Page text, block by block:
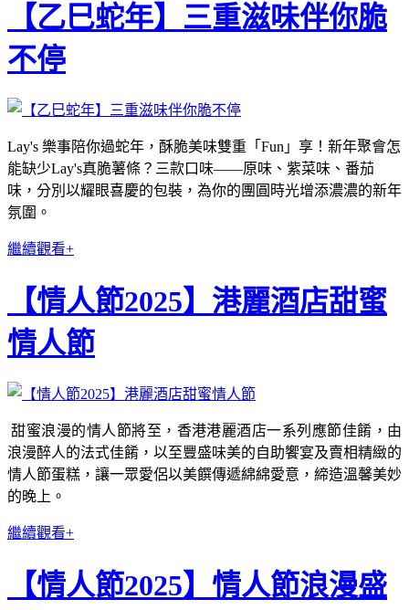
【乙巳蛇年】三重滋味伴你脆
不停
Lay's 樂事陪你過蛇年，酥脆美味雙重「Fun」享！新年聚會怎
能缺少Lay's真脆薯條？三款口味——原味、紫菜味、番茄
味，分別以耀眼喜慶的包裝，為你的團圓時光增添濃濃的新年
氛圍。
繼續觀看+
【情人節2025】港麗酒店甜蜜
情人節
甜蜜浪漫的情人節將至，香港港麗酒店一系列應節佳餚，由
浪漫醉人的法式佳餚，以至豐盛味美的自助饗宴及賣相精緻的
情人節蛋糕，讓一眾愛侶以美饌傳遞綿綿愛意，締造溫馨美妙
的晚上。
繼續觀看+
【情人節2025】情人節浪漫盛